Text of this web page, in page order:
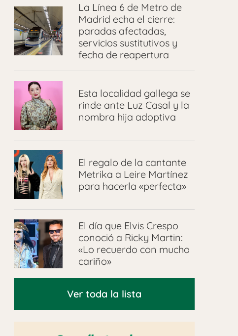
La Línea 6 de Metro de
Madrid echa el cierre:
paradas afectadas,
servicios sustitutivos y
fecha de reapertura
Esta localidad gallega se
rinde ante Luz Casal y la
nombra hija adoptiva
El regalo de la cantante
Metrika a Leire Martínez
para hacerla «perfecta»
El día que Elvis Crespo
conoció a Ricky Martin:
«Lo recuerdo con mucho
cariño»
Ver toda la lista